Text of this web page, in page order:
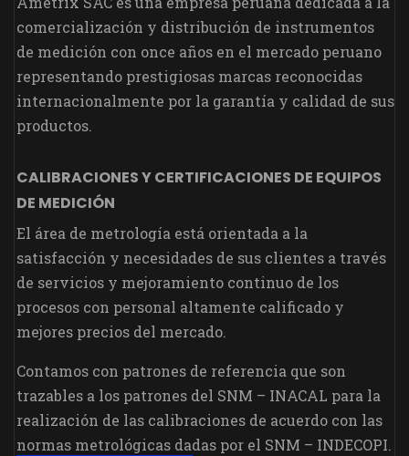
comercialización y distribución de instrumentos
de medición con once años en el mercado peruano
representando prestigiosas marcas reconocidas
internacionalmente por la garantía y calidad de sus
productos.
CALIBRACIONES Y CERTIFICACIONES DE EQUIPOS
DE MEDICIÓN
El área de metrología está orientada a la
satisfacción y necesidades de sus clientes a través
de servicios y mejoramiento continuo de los
procesos con personal altamente calificado y
mejores precios del mercado.
Contamos con patrones de referencia que son
trazables a los patrones del SNM – INACAL para la
realización de las calibraciones de acuerdo con las
normas metrológicas dadas por el SNM – INDECOPI.